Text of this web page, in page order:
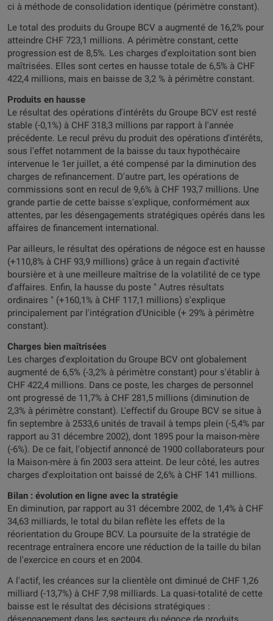
ci à méthode de consolidation identique (périmètre constant).
Le total des produits du Groupe BCV a augmenté de 16,2% pour
atteindre CHF 723,1 millions. A périmètre constant, cette
progression est de 8,5%. Les charges d'exploitation sont bien
maîtrisées. Elles sont certes en hausse totale de 6,5% à CHF
422,4 millions, mais en baisse de 3,2 % à périmètre constant.
Produits en hausse
Le résultat des opérations d'intérêts du Groupe BCV est resté
stable (-0,1%) à CHF 318,3 millions par rapport à l'année
précédente. Le recul prévu du produit des opérations d'intérêts,
sous l'effet notamment de la baisse du taux hypothécaire
intervenue le 1er juillet, a été compensé par la diminution des
charges de refinancement. D'autre part, les opérations de
commissions sont en recul de 9,6% à CHF 193,7 millions. Une
grande partie de cette baisse s'explique, conformément aux
attentes, par les désengagements stratégiques opérés dans les
affaires de financement international.
Par ailleurs, le résultat des opérations de négoce est en hausse
(+110,8% à CHF 93,9 millions) grâce à un regain d'activité
boursière et à une meilleure maîtrise de la volatilité de ce type
d'affaires. Enfin, la hausse du poste " Autres résultats
ordinaires " (+160,1% à CHF 117,1 millions) s'explique
principalement par l'intégration d'Unicible (+ 29% à périmètre
constant).
Charges bien maîtrisées
Les charges d'exploitation du Groupe BCV ont globalement
augmenté de 6,5% (-3,2% à périmètre constant) pour s'établir à
CHF 422,4 millions. Dans ce poste, les charges de personnel
ont progressé de 11,7% à CHF 281,5 millions (diminution de
2,3% à périmètre constant). L'effectif du Groupe BCV se situe à
fin septembre à 2533,6 unités de travail à temps plein (-5,4% par
rapport au 31 décembre 2002), dont 1895 pour la maison-mère
(-6%). De ce fait, l'objectif annoncé de 1900 collaborateurs pour
la Maison-mère à fin 2003 sera atteint. De leur côté, les autres
charges d'exploitation ont baissé de 2,6% à CHF 141 millions.
Bilan : évolution en ligne avec la stratégie
En diminution, par rapport au 31 décembre 2002, de 1,4% à CHF
34,63 milliards, le total du bilan reflète les effets de la
réorientation du Groupe BCV. La poursuite de la stratégie de
recentrage entraînera encore une réduction de la taille du bilan
de l'exercice en cours et en 2004.
A l'actif, les créances sur la clientèle ont diminué de CHF 1,26
milliard (-13,7%) à CHF 7,98 milliards. La quasi-totalité de cette
baisse est le résultat des décisions stratégiques :